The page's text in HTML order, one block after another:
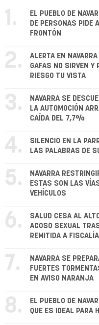
1.
EL PUEBLO DE
DE PERSONAS PIDE
FRONTÓN
2.
ALERTA EN
GAFAS NO SIRVEN Y
RIESGO TU VISTA
3.
NAVARRA SE
LA AUTOMOCIÓN
CAÍDA DEL 7,7%
4.
SILENCIO EN LA
LAS PALABRAS DE
5.
NAVARRA
ESTAS SON LAS
VEHÍCULOS
6.
SALUD CESA AL
ACOSO SEXUAL
REMITIDA A FISCALÍA
7.
NAVARRA SE
FUERTES
EN AVISO NARANJA
8.
EL PUEBLO DE
QUE ES IDEAL PARA